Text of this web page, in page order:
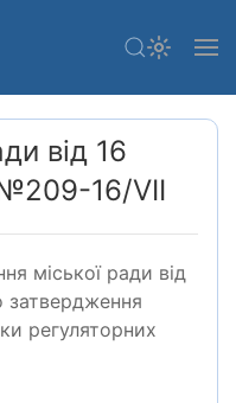
від 16
16/VII
міської ради від
затвердження
регуляторних